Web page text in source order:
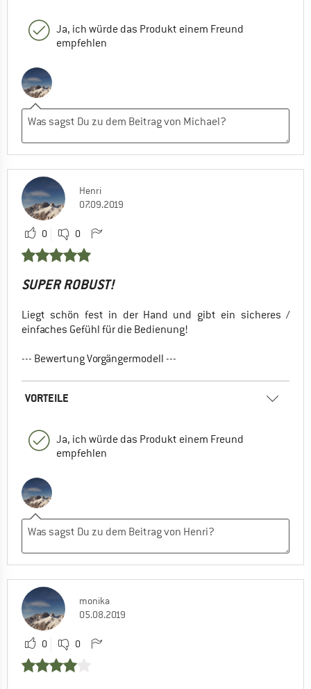
Ja, ich würde das Produkt einem Freund
empfehlen
Henri
07.09.2019
0 0
SUPER ROBUST!
Liegt schön fest in der Hand und gibt ein sicheres /
einfaches Gefühl für die Bedienung!
--- Bewertung Vorgängermodell ---
VORTEILE
Ja, ich würde das Produkt einem Freund
empfehlen
monika
05.08.2019
0 0